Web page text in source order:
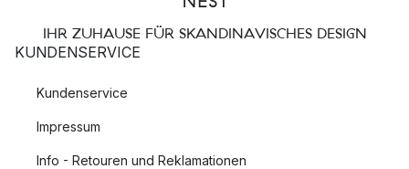
IHR ZUHAUSE FÜR SKANDINAVISCHES DESIGN
KUNDENSERVICE
Kundenservice
Impressum
Info - Retouren und Reklamationen